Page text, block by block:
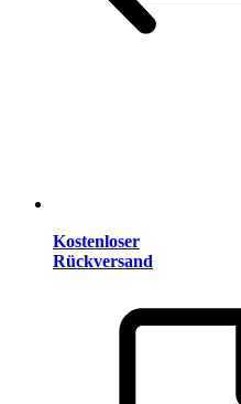
Kostenloser
Rückversand